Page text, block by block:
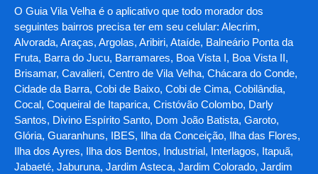
O Guia Vila Velha é o aplicativo que todo morador dos
seguintes bairros precisa ter em seu celular: Alecrim,
Alvorada, Araças, Argolas, Aribiri, Ataíde, Balneário Ponta da
Fruta, Barra do Jucu, Barramares, Boa Vista I, Boa Vista II,
Brisamar, Cavalieri, Centro de Vila Velha, Chácara do Conde,
Cidade da Barra, Cobi de Baixo, Cobi de Cima, Cobilândia,
Cocal, Coqueiral de Itaparica, Cristóvão Colombo, Darly
Santos, Divino Espírito Santo, Dom João Batista, Garoto,
Glória, Guaranhuns, IBES, Ilha da Conceição, Ilha das Flores,
Ilha dos Ayres, Ilha dos Bentos, Industrial, Interlagos, Itapuã,
Jabaeté, Jaburuna, Jardim Asteca, Jardim Colorado, Jardim